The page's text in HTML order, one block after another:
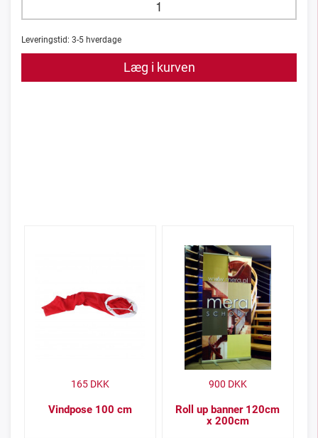
Leveringstid: 3-5 hverdage
Læg i kurven
Vindpose 100 cm
165DKK
Roll up banner 120cm
x 200cm
900 DKK